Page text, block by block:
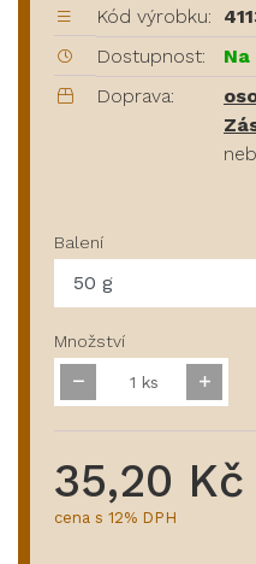
Kód výrobku:
Dostupnost:
Doprava:
Balení
Množství
ks
35,20 Kč
cena s 12% DPH